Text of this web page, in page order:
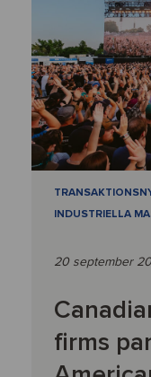
INDUSTRIELLA
20 september
firms